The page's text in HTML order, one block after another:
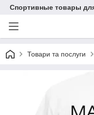
Спортивные товары
Товари та послуги